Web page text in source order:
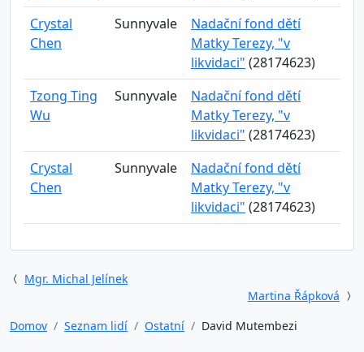
Crystal
Chen
Sunnyvale
Nadační fond dětí
Matky Terezy, "v
likvidaci" (28174623)
Tzong Ting
Wu
Sunnyvale
Nadační fond dětí
Matky Terezy, "v
likvidaci" (28174623)
Crystal
Chen
Sunnyvale
Nadační fond dětí
Matky Terezy, "v
likvidaci" (28174623)
Mgr. Michal Jelínek
Martina Řápková
Domov
Seznam lidí Ostatní David Mutembezi